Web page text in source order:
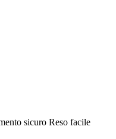
sicuro Reso facile